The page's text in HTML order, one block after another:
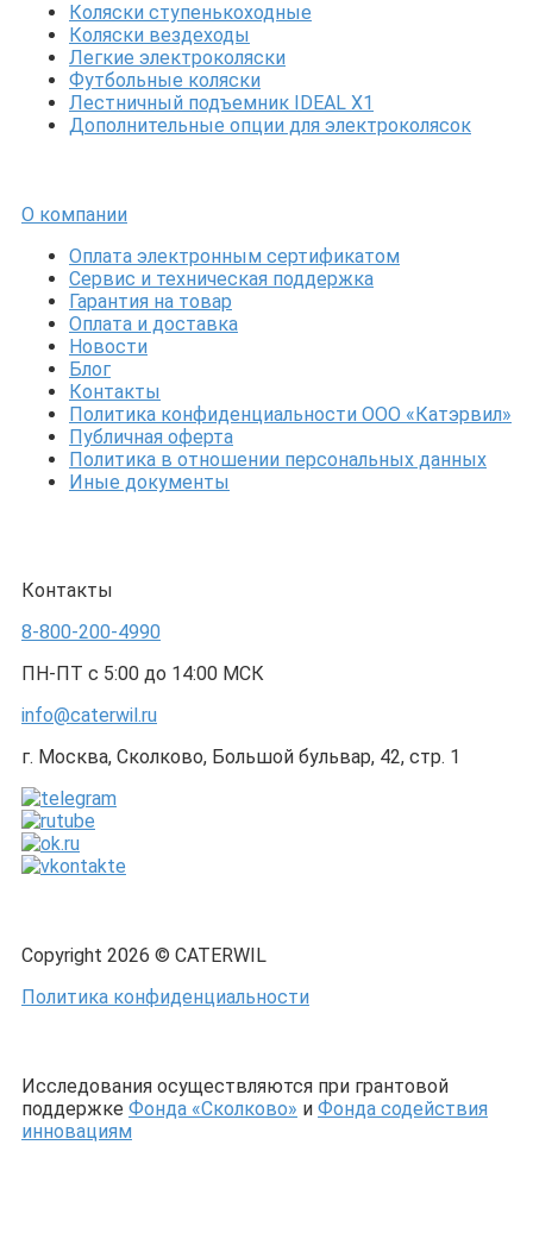
Коляски ступенькоходные
Коляски вездеходы
Легкие электроколяски
Футбольные коляски
Лестничный подъемник IDEAL X1
Дополнительные опции для электроколясок
О компании
Оплата электронным сертификатом
Сервис и техническая поддержка
Гарантия на товар
Оплата и доставка
Новости
Блог
Контакты
Политика конфиденциальности ООО «Катэрвил»
Публичная оферта
Политика в отношении персональных данных
Иные документы
Контакты
8-800-200-4990
ПН-ПТ с 5:00 до 14:00 МСК
info@caterwil.ru
г. Москва, Сколково, Большой бульвар, 42, стр. 1
Copyright 2026 © CATERWIL
Политика конфиденциальности
Исследования осуществляются при грантовой
поддержке Фонда «Сколково» и Фонда содействия
инновациям